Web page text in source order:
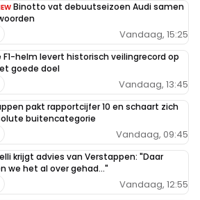
Binotto vat debuutseizoen Audi samen
Vandaag, 15:25
F1-helm levert historisch veilingrecord op
goede doel
Vandaag, 13:45
pakt rapportcijfer 10 en schaart zich
buitencategorie
Vandaag, 09:45
krijgt advies van Verstappen: "Daar
we het al over gehad..."
Vandaag, 12:55